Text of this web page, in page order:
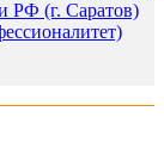
РФ (г. Саратов)